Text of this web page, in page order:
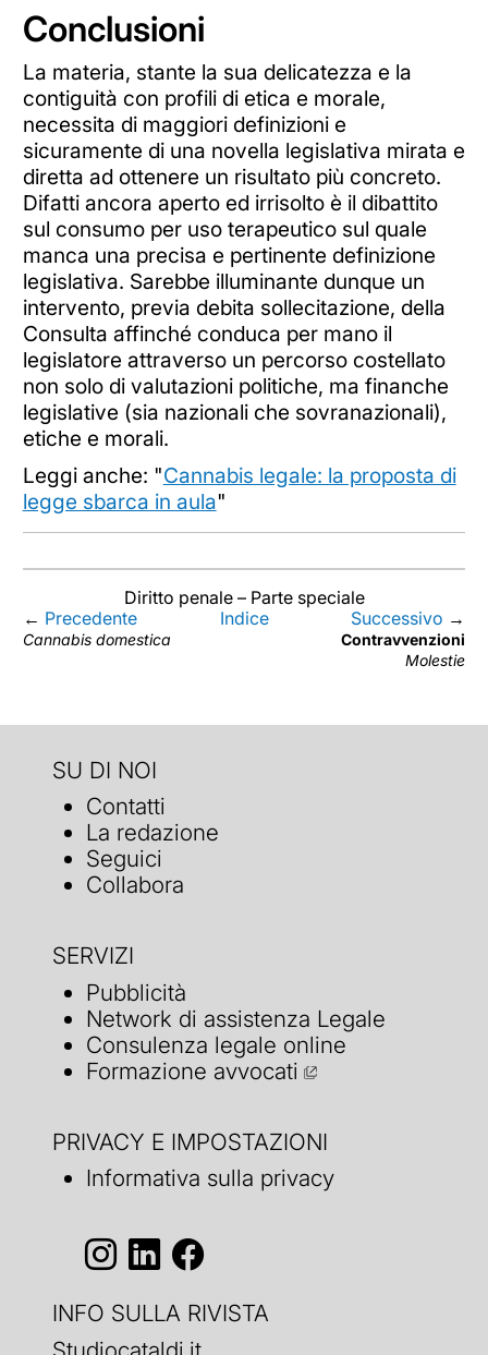
Conclusioni
La materia, stante la sua delicatezza e la
contiguità con profili di etica e morale,
necessita di maggiori definizioni e
sicuramente di una novella legislativa mirata e
diretta ad ottenere un risultato più concreto.
Difatti ancora aperto ed irrisolto è il dibattito
sul consumo per uso terapeutico sul quale
manca una precisa e pertinente definizione
legislativa. Sarebbe illuminante dunque un
intervento, previa debita sollecitazione, della
Consulta affinché conduca per mano il
legislatore attraverso un percorso costellato
non solo di valutazioni politiche, ma finanche
legislative (sia nazionali che sovranazionali),
etiche e morali.
Leggi anche: "Cannabis legale: la proposta di
legge sbarca in aula"
Diritto penale – Parte speciale
← Precedente
Cannabis domestica
Indice Successivo →
Contravvenzioni
Molestie
SU DI NOI
Contatti
La redazione
Seguici
Collabora
SERVIZI
Pubblicità
Network di assistenza Legale
Consulenza legale online
Formazione avvocati
PRIVACY E IMPOSTAZIONI
Informativa sulla privacy
INFO SULLA RIVISTA